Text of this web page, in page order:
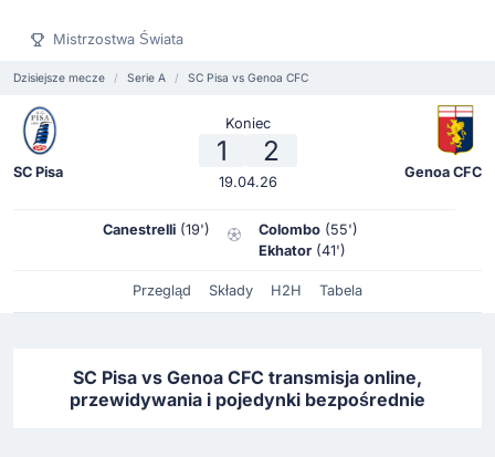
Mistrzostwa Świata
Dzisiejsze mecze Serie A SC Pisa vs Genoa CFC
SC Pisa
Koniec
1 2
19.04.26
Genoa CFC
Canestrelli (19') Colombo (55')
Ekhator (41')
Przegląd Składy H2H Tabela
SC Pisa vs Genoa CFC transmisja online,
przewidywania i pojedynki bezpośrednie